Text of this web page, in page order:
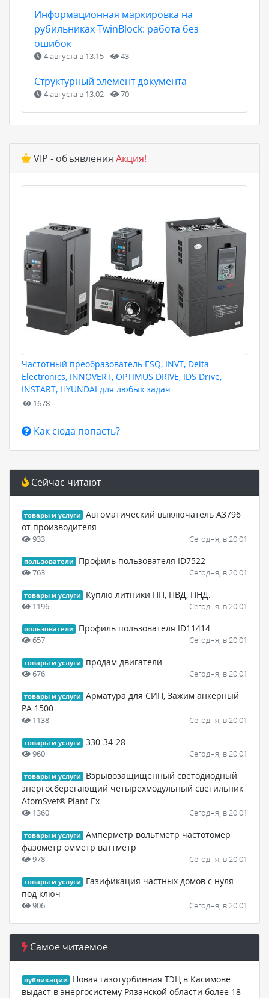
Информационная маркировка на
рубильниках TwinBlock: работа без
ошибок
4 августа в 13:15 43
Структурный элемент документа
4 августа в 13:02 70
VIP - объявления Акция!
Частотный преобразователь ESQ, INVT, Delta
Electronics, INNOVERT, OPTIMUS DRIVE, IDS Drive,
INSTART, HYUNDAI для любых задач
1678
Как сюда попасть?
Сейчас читают
товары и услуги
Автоматический выключатель А3796
от производителя
933 Сегодня, в 20:01
пользователи Профиль пользователя ID7522
763 Сегодня, в 20:01
товары и услуги Куплю литники ПП, ПВД, ПНД.
1196 Сегодня, в 20:01
пользователи Профиль пользователя ID11414
657 Сегодня, в 20:01
товары и услуги продам двигатели
676 Сегодня, в 20:01
товары и услуги
Арматура для СИП, Зажим анкерный
РА 1500
1138 Сегодня, в 20:01
товары и услуги 330-34-28
960 Сегодня, в 20:01
товары и услуги
Взрывозащищенный светодиодный
энергосберегающий четырехмодульный светильник
АtomSvet® Plant Ex
1360 Сегодня, в 20:01
товары и услуги
Амперметр вольтметр частотомер
фазометр омметр ваттметр
978 Сегодня, в 20:01
товары и услуги
Газификация частных домов с нуля
под ключ
906 Сегодня, в 20:01
Самое читаемое
публикации
Новая газотурбинная ТЭЦ в Касимове
выдаст в энергосистему Рязанской области более 18